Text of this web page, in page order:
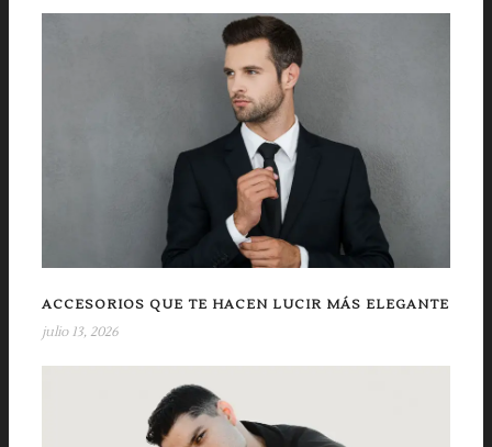
ACCESORIOS QUE TE HACEN LUCIR MÁS ELEGANTE
julio 13, 2026